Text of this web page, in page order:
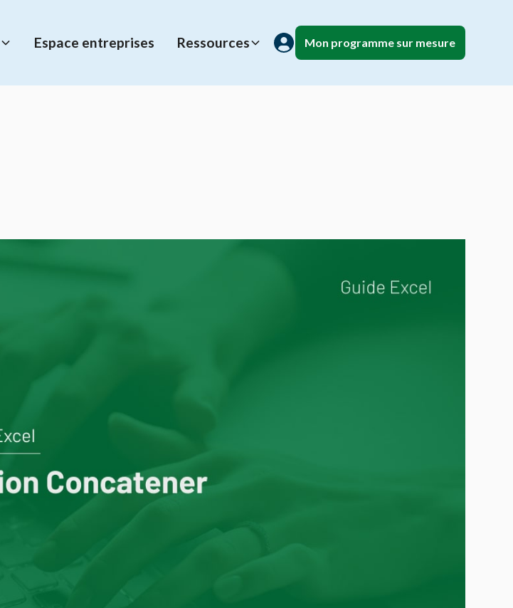
Espace entreprises Ressources Mon programme sur mesure